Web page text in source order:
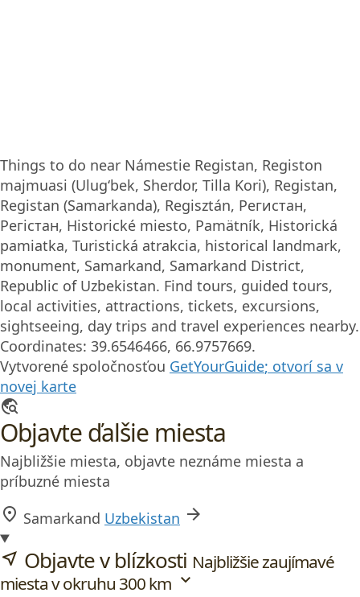
Things to do near Námestie Registan, Registon
majmuasi (Ulugʻbek, Sherdor, Tilla Kori), Registan,
Registan (Samarkanda), Regisztán, Регистан,
Регістан, Historické miesto, Pamätník, Historická
pamiatka, Turistická atrakcia, historical landmark,
monument, Samarkand, Samarkand District,
Republic of Uzbekistan. Find tours, guided tours,
local activities, attractions, tickets, excursions,
sightseeing, day trips and travel experiences nearby.
Coordinates: 39.6546466, 66.9757669.
Vytvorené spoločnosťou GetYourGuide; otvorí sa v
novej karte
travel_explore
Objavte ďalšie miesta
Najbližšie miesta, objavte neznáme miesta a
príbuzné miesta
location_on Samarkand Uzbekistan arrow_forward
near_me Objavte v blízkosti Najbližšie zaujímavé
miesta v okruhu 300 km expand_more